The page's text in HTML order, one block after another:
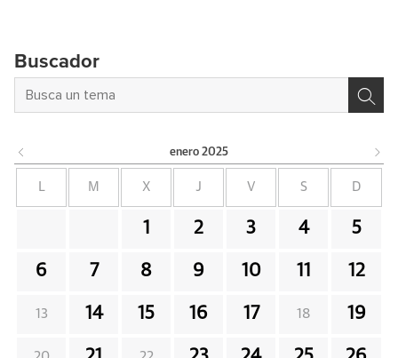
Buscador
enero 2025
L M X J V S D
1 2 3 4 5
6 7 8 9 10 11 12
13 14 15 16 17 18 19